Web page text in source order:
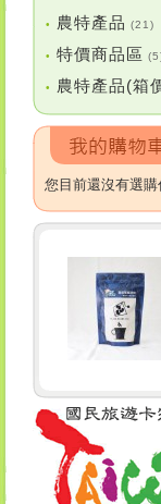
• 農特產品 (21)
• 特價商品區
• 農特產品(箱
您目前還沒有選購